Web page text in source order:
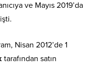
ve Mayıs 2019’da
Nisan 2012’de 1
tarafından satın